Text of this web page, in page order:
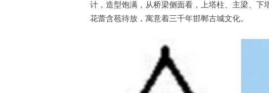
计，造型饱满，从桥梁侧面看，上塔柱、主梁、下
花蕾含苞待放，寓意着三千年邯郸古城文化。